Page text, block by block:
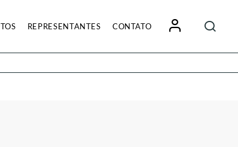
REPRESENTANTES CONTATO
por: